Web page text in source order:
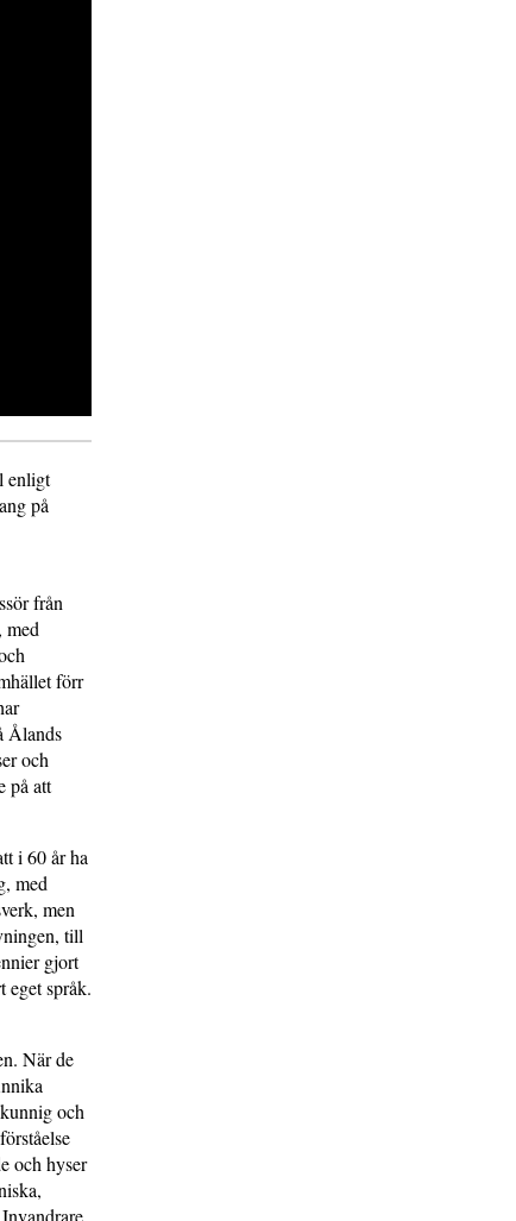
enligt
på
från
med
förr
Ålands
och
på att
i 60 år ha
med
men
till
gjort
eget språk.
När de
och
och hyser